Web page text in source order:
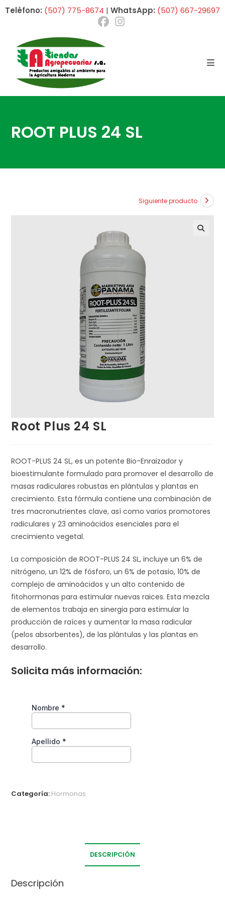
Teléfono: (507) 775-8674 | WhatsApp: (507) 667-29697
ROOT PLUS 24 SL
Siguiente producto
Root Plus 24 SL
ROOT-PLUS 24 SL, es un potente Bio-Enraizador y
bioestimulante formulado para promover el desarrollo de
masas radiculares robustas en plántulas y plantas en
crecimiento. Esta fórmula contiene una combinación de
tres macronutrientes clave, así como varios promotores
radiculares y 23 aminoácidos esenciales para el
crecimiento vegetal.
La composición de ROOT-PLUS 24 SL, incluye un 6% de
nitrógeno, un 12% de fósforo, un 6% de potasio, 10% de
complejo de aminoácidos y un alto contenido de
fitohormonas para estimular nuevas raices. Esta mezcla
de elementos trabaja en sinergia para estimular la
producción de raíces y aumentar la masa radicular
(pelos absorbentes), de las plántulas y las plantas en
desarrollo.
Solicita más información:
Categoría: Hormonas
DESCRIPCIÓN
Descripción